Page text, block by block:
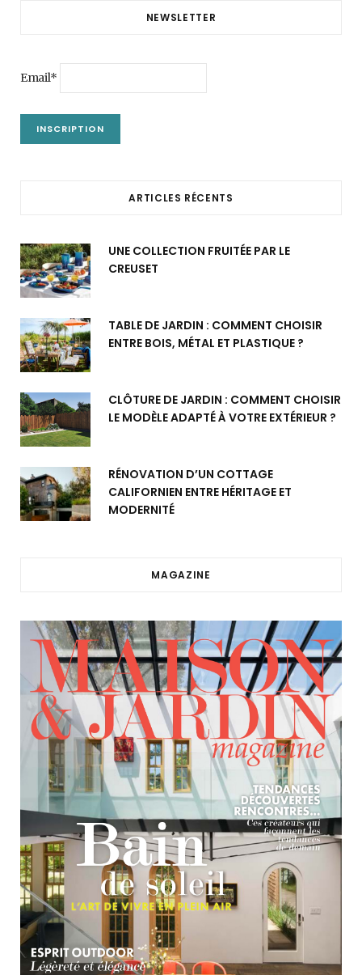
NEWSLETTER
Email*
ARTICLES RÉCENTS
UNE COLLECTION FRUITÉE PAR LE
CREUSET
TABLE DE JARDIN : COMMENT CHOISIR
ENTRE BOIS, MÉTAL ET PLASTIQUE ?
CLÔTURE DE JARDIN : COMMENT CHOISIR
LE MODÈLE ADAPTÉ À VOTRE EXTÉRIEUR ?
RÉNOVATION D’UN COTTAGE
CALIFORNIEN ENTRE HÉRITAGE ET
MODERNITÉ
MAGAZINE